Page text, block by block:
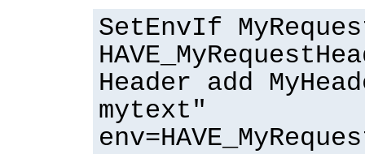
SetEnvIf
Header add
mytext"